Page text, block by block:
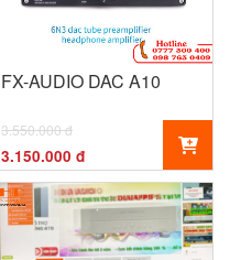
FX-AUDIO DAC A10
3.550.000 đ
3.150.000 đ